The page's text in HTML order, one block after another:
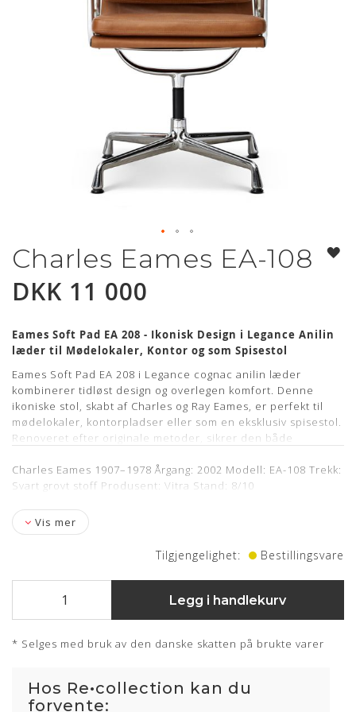
Gå
til
begynnelsen
av
Charles Eames EA-108
DKK 11 000
Eames Soft Pad EA 208 - Ikonisk Design i Legance Anilin
læder til Mødelokaler, Kontor og som Spisestol
Eames Soft Pad EA 208 i Legance cognac anilin læder
kombinerer tidløst design og overlegen komfort. Denne
ikoniske stol, skabt af Charles og Ray Eames, er perfekt til
mødelokaler, kontorpladser eller som en eksklusiv spisestol.
Renoveret efter originale metoder, sikrer den både
designmøbler med klassisk æstetik og maksimal komfort,
erEames Soft Pad EA 208det ideelle valg til både kontor,
Producent: Vitra
Model: Ea-208 softpad (Full leather)
Læder: Legance cognac
Charles Eames 1907–1978 Årgang: 2002 Modell: EA-108 Trekk:
Svart grovt stoff Produsent: Vitra Stand: 8/10
Vis mer
Tilgjengelighet: Bestillingsvare
Legg i handlekurv
* Selges med bruk av den danske skatten på brukte varer
Hos Re•collection kan du
forvente: